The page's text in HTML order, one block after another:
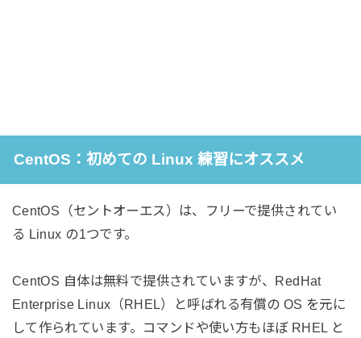
CentOS：初めての Linux 練習にオススメ
CentOS（セントオーエス）は、フリーで提供されてい
る Linux の1つです。
CentOS 自体は無料で提供されていますが、RedHat
Enterprise Linux（RHEL）と呼ばれる有償の OS を元に
して作られています。コマンドや使い方もほぼ RHEL と